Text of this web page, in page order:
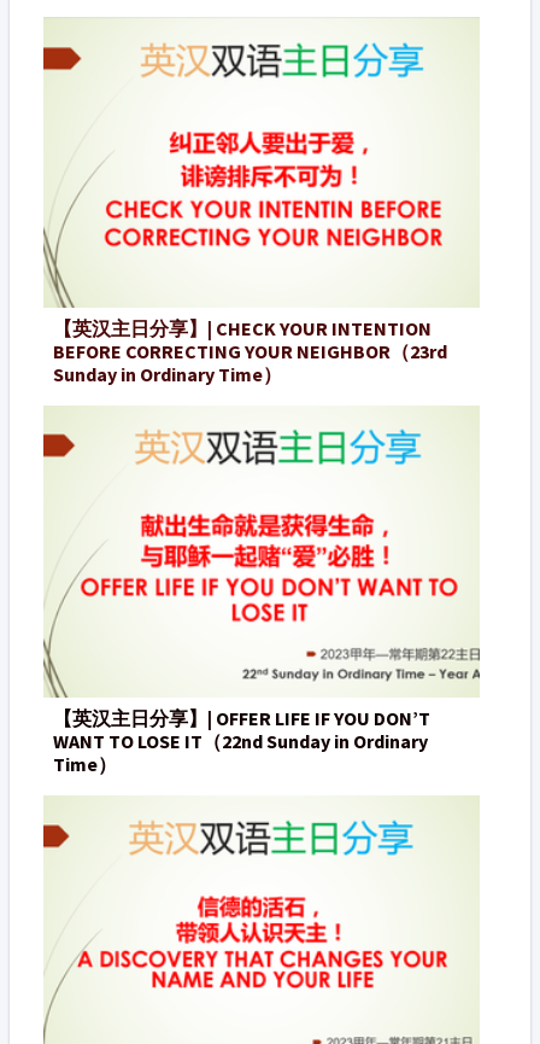
【英汉主日分享】| CHECK YOUR INTENTION
BEFORE CORRECTING YOUR NEIGHBOR（23rd
Sunday in Ordinary Time）
【英汉主日分享】| OFFER LIFE IF YOU DON’T
WANT TO LOSE IT（22nd Sunday in Ordinary
Time）